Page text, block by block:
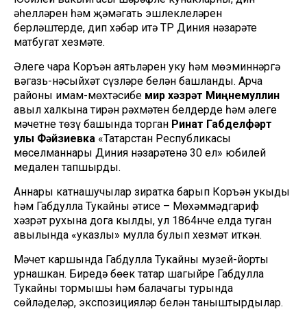
әһелләрен һәм җәмәгать эшлеклеләрен
берләштерде, дип хәбәр итә ТР Диния нәзарәте
матбугат хезмәте.
Әлеге чара Коръән аятьләрен уку һәм мөэминнәргә
вәгазь-нәсыйхәт сүзләре белән башланды. Арча
районы имам-мөхтәсибе Әмир хәзрәт Миңнемуллин
авыл халкына тирән рәхмәтен белдерде һәм әлеге
мәчетне төзү башында торган Ринат Габделфәрт
улы Фәйзиевка «Татарстан Республикасы
мөселманнары Диния нәзарәтенә 30 ел» юбилей
медален тапшырды.
Аннары катнашучылар зиратка барып Коръән укыды
һәм Габдулла Тукайның әтисе – Мөхәммәдгариф
хәзрәт рухына дога кылды, ул 1864нче елда туган
авылында «указлы» мулла булып хезмәт иткән.
Мәчет каршында Габдулла Тукайның музей-йорты
урнашкан. Биредә бөек татар шагыйре Габдулла
Тукайның тормышы һәм балачагы турында
сөйләделәр, экспозицияләр белән таныштырдылар.